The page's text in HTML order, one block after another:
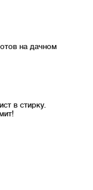
на дачном
в стирку.